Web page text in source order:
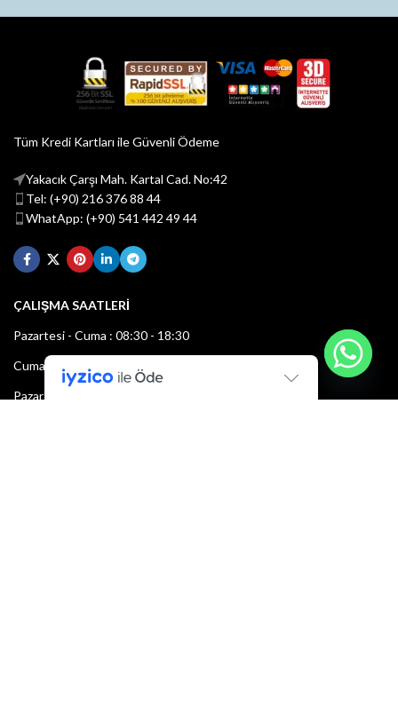
Tüm Kredi Kartları ile Güvenli Ödeme
Yakacık Çarşı Mah. Kartal Cad. No:42
Tel: (+90) 216 376 88 44
WhatApp: (+90) 541 442 49 44
ÇALIŞMA SAATLERİ
Pazartesi - Cuma : 08:30 - 18:30
Cumartesi : 08:30 - 13:00
Pazar: Kapalı